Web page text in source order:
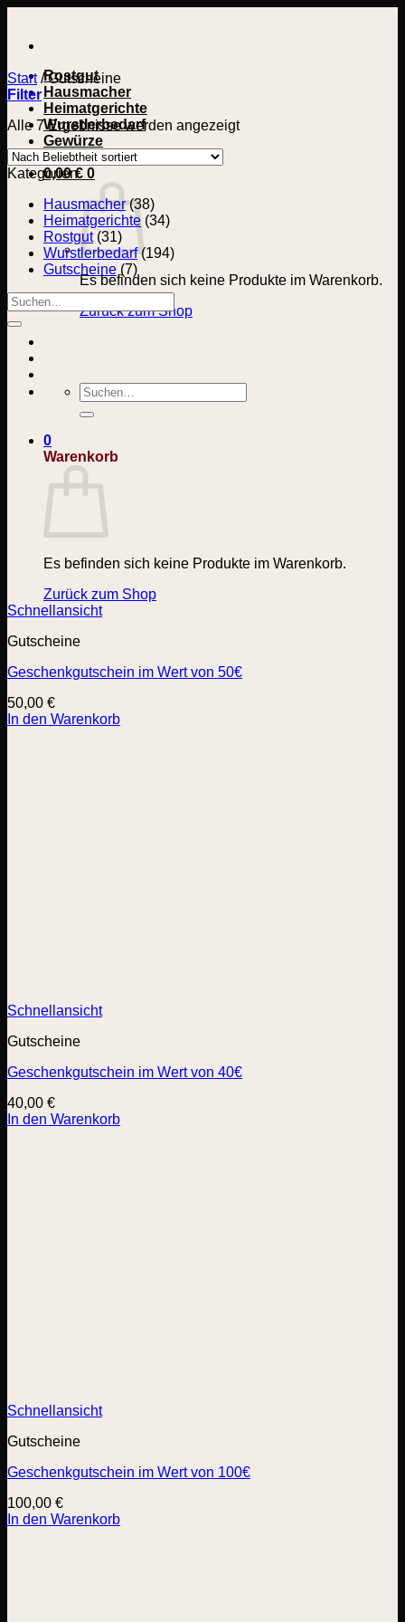
springen
Rostgut
Hausmacher
Heimatgerichte
Wurstlerbedarf
Gewürze
0,00€ 0
Es befinden sich keine Produkte im Warenkorb.
Zurück zum Shop
Suchen
nach:
0
Warenkorb
Es befinden sich keine Produkte im Warenkorb.
Zurück zum Shop
Start /Gutscheine
Filter
Alle 7 Ergebnisse werden angezeigtNach
Kategorien
Hausmacher (38)
Heimatgerichte (34)
Rostgut (31)
Wurstlerbedarf (194)
Gutscheine (7)
Suchen
nach:
Schnellansicht
Gutscheine
Geschenkgutschein im Wert von 50€
50,00 €
In den Warenkorb
Schnellansicht
Gutscheine
Geschenkgutschein im Wert von 40€
40,00 €
In den Warenkorb
Schnellansicht
Gutscheine
Geschenkgutschein im Wert von 100€
100,00 €
In den Warenkorb